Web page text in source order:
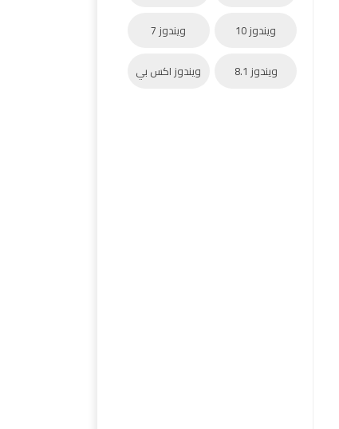
ويندوز 10 ويندوز 7
ويندوز 8.1 ويندوز اكس بي